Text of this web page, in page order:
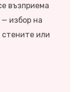
възприема
избор на
или